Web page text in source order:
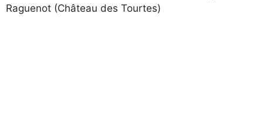
Raguenot (Château des Tourtes)